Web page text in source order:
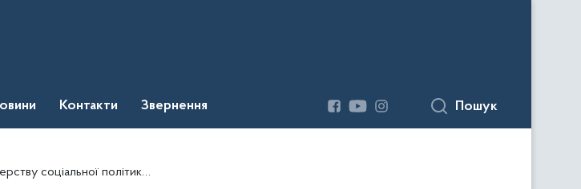
Контакти Звернення Пошук
щодо розподілу державних коштів